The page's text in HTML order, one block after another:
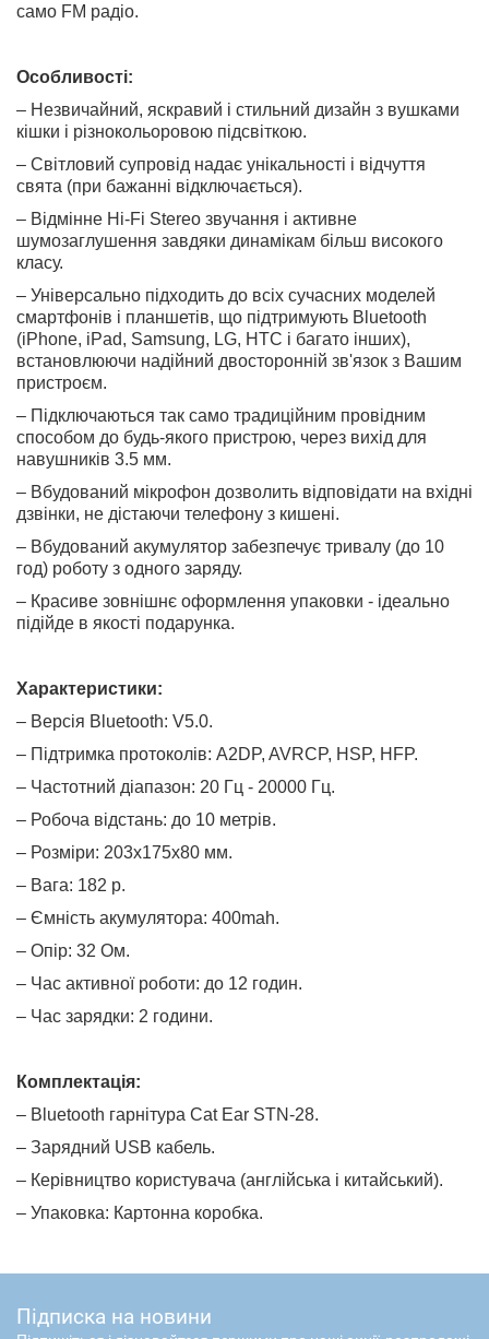
само FM радіо.
Особливості:
– Незвичайний, яскравий і стильний дизайн з вушками
кішки і різнокольоровою підсвіткою.
– Світловий супровід надає унікальності і відчуття
свята (при бажанні відключається).
– Відмінне Hi-Fi Stereo звучання і активне
шумозаглушення завдяки динамікам більш високого
класу.
– Універсально підходить до всіх сучасних моделей
смартфонів і планшетів, що підтримують Bluetooth
(iPhone, iPad, Samsung, LG, HTC і багато інших),
встановлюючи надійний двосторонній зв'язок з Вашим
пристроєм.
– Підключаються так само традиційним провідним
способом до будь-якого пристрою, через вихід для
навушників 3.5 мм.
– Вбудований мікрофон дозволить відповідати на вхідні
дзвінки, не дістаючи телефону з кишені.
– Вбудований акумулятор забезпечує тривалу (до 10
год) роботу з одного заряду.
– Красиве зовнішнє оформлення упаковки - ідеально
підійде в якості подарунка.
Характеристики:
– Версія Bluetooth: V5.0.
– Підтримка протоколів: A2DP, AVRCP, HSP, HFP.
– Частотний діапазон: 20 Гц - 20000 Гц.
– Робоча відстань: до 10 метрів.
– Розміри: 203х175х80 мм.
– Вага: 182 р.
– Ємність акумулятора: 400mah.
– Опір: 32 Ом.
– Час активної роботи: до 12 годин.
– Час зарядки: 2 години.
Комплектація:
– Bluetooth гарнітура Cat Ear STN-28.
– Зарядний USB кабель.
– Керівництво користувача (англійська і китайський).
– Упаковка: Картонна коробка.
Підписка на новини